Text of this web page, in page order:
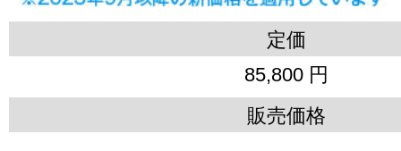
定価
85,800 円
販売価格